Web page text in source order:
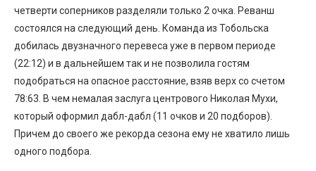
четверти соперников разделяли только 2 очка. Реванш
состоялся на следующий день. Команда из Тобольска
добилась двузначного перевеса уже в первом периоде
(22:12) и в дальнейшем так и не позволила гостям
подобраться на опасное расстояние, взяв верх со счетом
78:63. В чем немалая заслуга центрового Николая Мухи,
который оформил дабл-дабл (11 очков и 20 подборов).
Причем до своего же рекорда сезона ему не хватило лишь
одного подбора.